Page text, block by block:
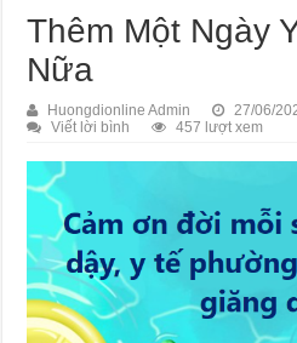
Thêm Một Ngày
Nữa
Huongdionline Admin 27/06/
Viết lời bình
457 lượt xem